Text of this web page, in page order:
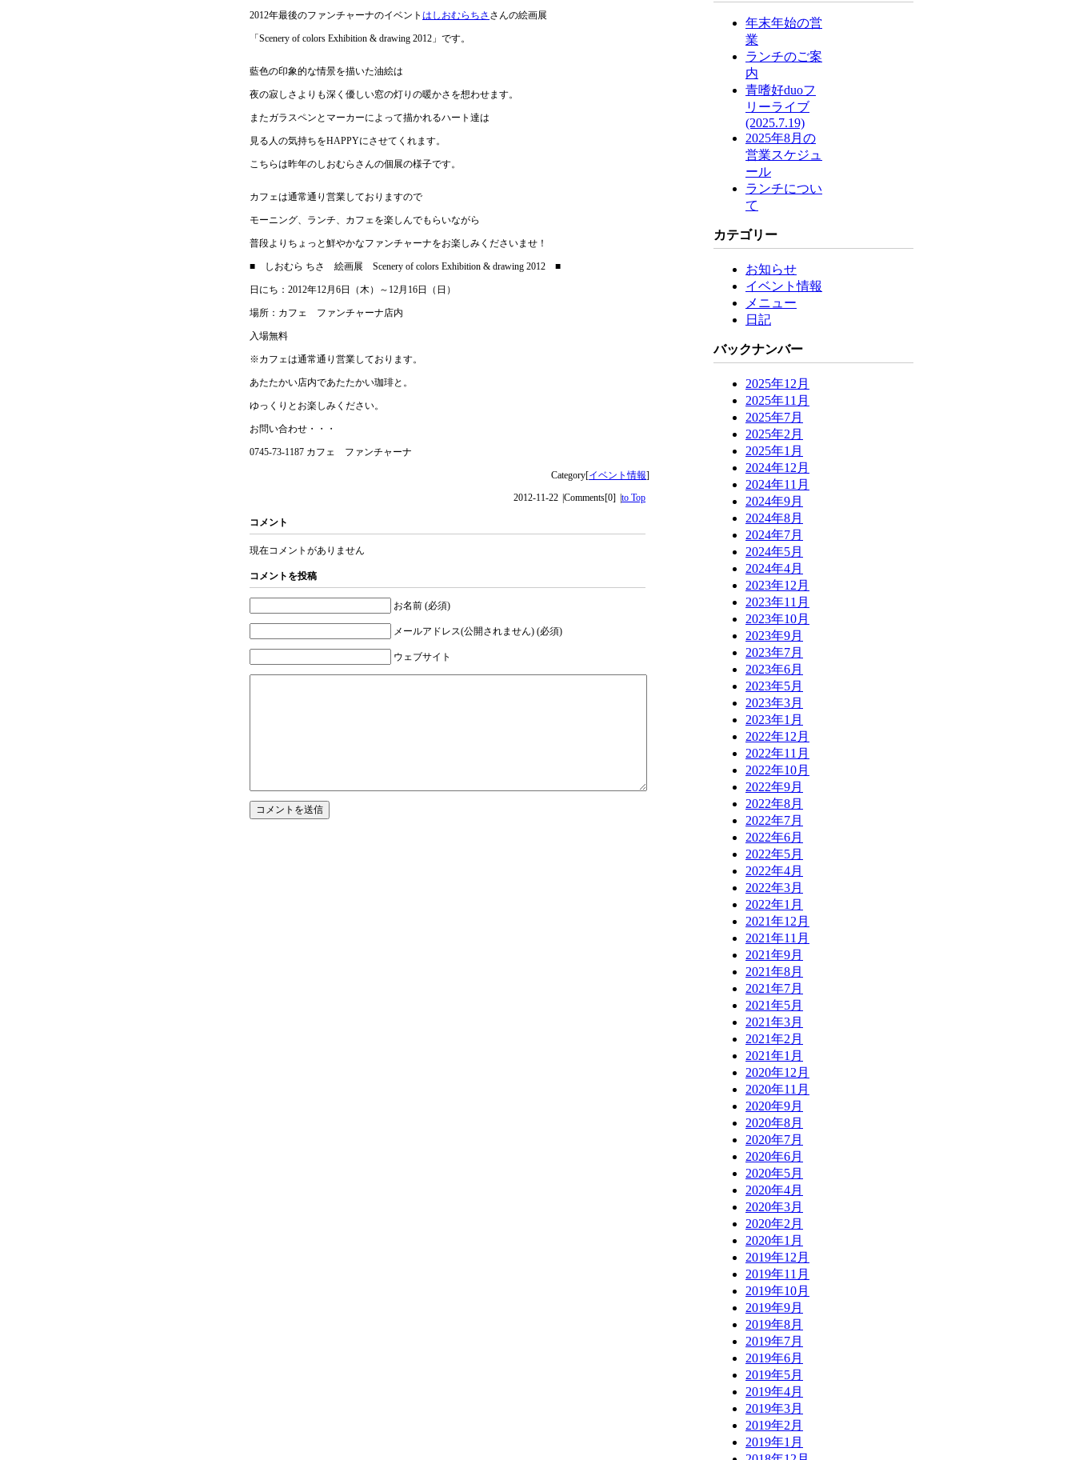
2012年最後のファンチャーナのイベント はしおむらちさ さんの絵画展
「Scenery of colors Exhibition & drawing 2012」です。
藍色の印象的な情景を描いた油絵は
夜の寂しさよりも深く優しい窓の灯りの暖かさを想わせます。
またガラスペンとマーカーによって描かれるハート達は
見る人の気持ちをHAPPYにさせてくれます。
こちらは昨年のしおむらさんの個展の様子です。
カフェは通常通り営業しておりますので
モーニング、ランチ、カフェを楽しんでもらいながら
普段よりちょっと鮮やかなファンチャーナをお楽しみくださいませ！
■ しおむら ちさ 絵画展 Scenery of colors Exhibition & drawing 2012 ■
日にち：2012年12月6日（木）～12月16日（日）
場所：カフェ ファンチャーナ店内
入場無料
※カフェは通常通り営業しております。
あたたかい店内であたたかい珈琲と。
ゆっくりとお楽しみください。
お問い合わせ・・・
0745-73-1187 カフェ ファンチャーナ
Category[イベント情報]
2012-11-22 Comments[0] to Top
コメント
現在コメントがありません
コメントを投稿
お名前 (必須)
メールアドレス(公開されません) (必須)
ウェブサイト
年末年始の営
業
ランチのご案
内
青嗜好duoフ
リーライブ
(2025.7.19)
2025年8月の
営業スケジュ
ール
ランチについ
て
カテゴリー
お知らせ
イベント情報
メニュー
日記
バックナンバー
2025年12月
2025年11月
2025年7月
2025年2月
2025年1月
2024年12月
2024年11月
2024年9月
2024年8月
2024年7月
2024年5月
2024年4月
2023年12月
2023年11月
2023年10月
2023年9月
2023年7月
2023年6月
2023年5月
2023年3月
2023年1月
2022年12月
2022年11月
2022年10月
2022年9月
2022年8月
2022年7月
2022年6月
2022年5月
2022年4月
2022年3月
2022年1月
2021年12月
2021年11月
2021年9月
2021年8月
2021年7月
2021年5月
2021年3月
2021年2月
2021年1月
2020年12月
2020年11月
2020年9月
2020年8月
2020年7月
2020年6月
2020年5月
2020年4月
2020年3月
2020年2月
2020年1月
2019年12月
2019年11月
2019年10月
2019年9月
2019年8月
2019年7月
2019年6月
2019年5月
2019年4月
2019年3月
2019年2月
2019年1月